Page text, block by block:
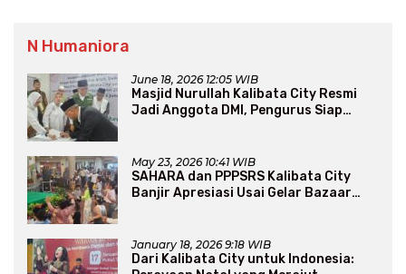
N Humaniora
June 18, 2026 12:05 WIB
Masjid Nurullah Kalibata City Resmi
Jadi Anggota DMI, Pengurus Siap
May 23, 2026 10:41 WIB
SAHARA dan PPPSRS Kalibata City
Banjir Apresiasi Usai Gelar Bazaar
January 18, 2026 9:18 WIB
Dari Kalibata City untuk Indonesia: